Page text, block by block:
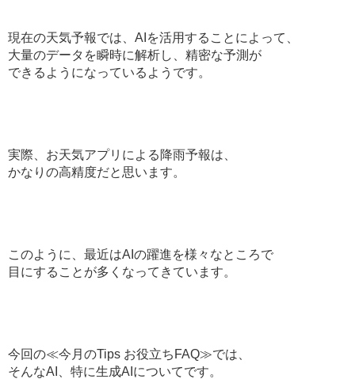
現在の天気予報では、AIを活用することによって、
大量のデータを瞬時に解析し、精密な予測が
できるようになっているようです。
実際、お天気アプリによる降雨予報は、
かなりの高精度だと思います。
このように、最近はAIの躍進を様々なところで
目にすることが多くなってきています。
今回の≪今月のTips お役立ちFAQ≫では、
そんなAI、特に生成AIについてです。